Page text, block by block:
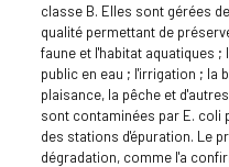
classe B. Elles sont gérées
qualité permettant de
faune et l'habitat aquatiques
public en eau ; l'irrigation ; la
plaisance, la pêche et
sont contaminées par E. coli
des stations d'épuration. Le
dégradation, comme l'a